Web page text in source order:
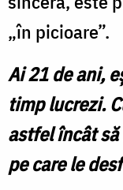
„în picioare”.
Ai 21 de ani,
timp lucrezi.
astfel încât
pe care le